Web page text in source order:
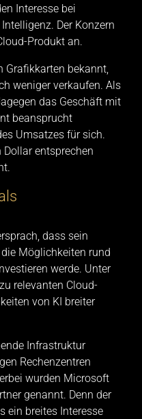
Interesse bei
Der Konzern
Produkt an.
Grafikkarten bekannt,
weniger verkaufen. Als
das Geschäft mit
beansprucht
Umsatzes für sich.
Dollar entsprechen
dass sein
Möglichkeiten rund
werde. Unter
relevanten Cloud-
von KI breiter
Infrastruktur
Rechenzentren
wurden Microsoft
genannt. Denn der
ein breites Interesse